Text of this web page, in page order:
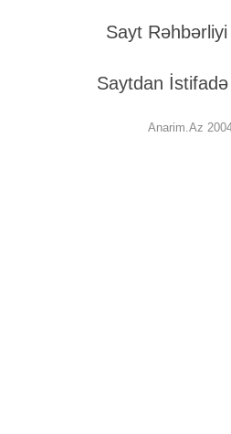
Sayt
Saytdan İstifadə
Anarim.Az